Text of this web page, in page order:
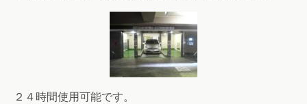
２４時間使用可能です。